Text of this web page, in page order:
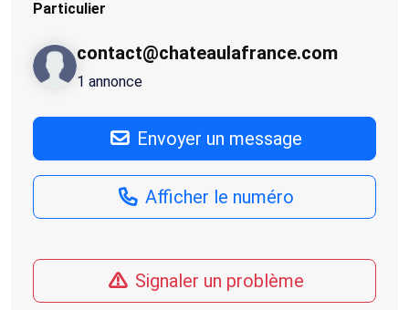
Particulier
contact@chateaulafrance.com
1 annonce
Envoyer un message
Afficher le numéro
Signaler un problème